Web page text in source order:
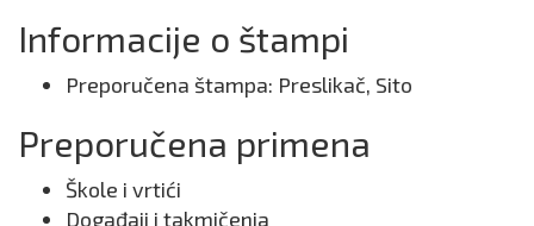
Informacije o štampi
Preporučena štampa: Preslikač, Sito
Preporučena primena
Škole i vrtići
Događaji i takmičenja